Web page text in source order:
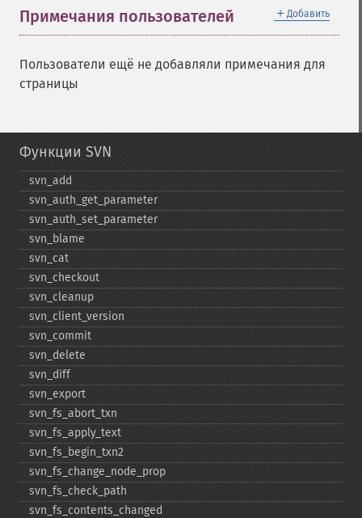
＋ Добавить
Примечания пользователей
Пользователи ещё не добавляли примечания для
страницы
Функции SVN
svn_​add
svn_​auth_​get_​parameter
svn_​auth_​set_​parameter
svn_​blame
svn_​cat
svn_​checkout
svn_​cleanup
svn_​client_​version
svn_​commit
svn_​delete
svn_​diff
svn_​export
svn_​fs_​abort_​txn
svn_​fs_​apply_​text
svn_​fs_​begin_​txn2
svn_​fs_​change_​node_​prop
svn_​fs_​check_​path
svn_​fs_​contents_​changed